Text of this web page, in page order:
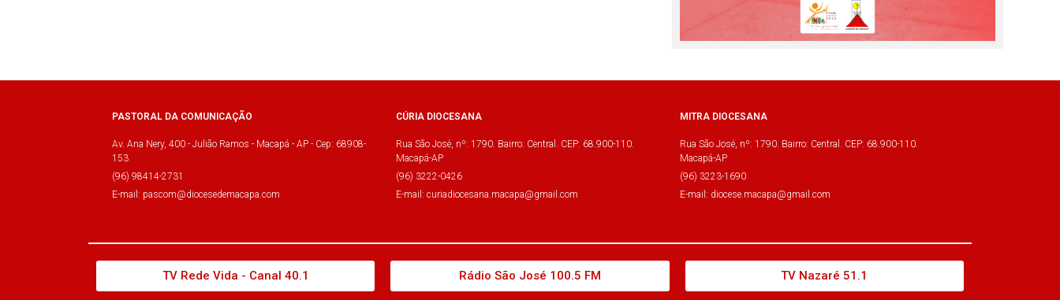
PASTORAL DA COMUNICAÇÃO
Av. Ana Nery, 400 - Julião Ramos - Macapá - AP - Cep: 68908-
153
(96) 98414-2731
E-mail: pascom@diocesedemacapa.com
CÚRIA DIOCESANA
Rua São José, nº: 1790. Bairro: Central. CEP: 68.900-110.
Macapá-AP
(96) 3222-0426
E-mail: curiadiocesana.macapa@gmail.com
MITRA DIOCESANA
Rua São José, nº: 1790. Bairro: Central. CEP: 68.900-110.
Macapá-AP
(96) 3223-1690
E-mail: diocese.macapa@gmail.com
TV Rede Vida - Canal 40.1 Rádio São José 100.5 FM TV Nazaré 51.1